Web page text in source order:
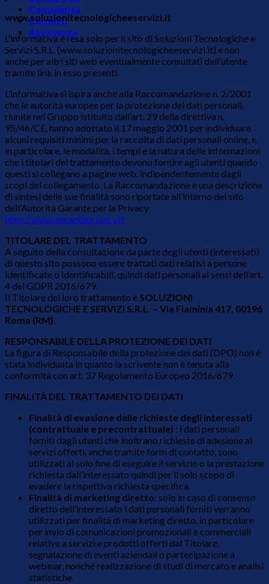
Consulenza
Contatti
Assistenza
www.soluzionitecnologicheeservizi.it
L’informativa è resa solo per il sito di Soluzioni Tecnologiche e
Servizi S.R.L. (www.soluzionitecnologicheeservizi.it) e non
anche per altri siti web eventualmente consultati dall’utente
tramite link in esso presenti.
L’informativa si ispira anche alla Raccomandazione n. 2/2001
che le autorità europee per la protezione dei dati personali,
riunite nel Gruppo istituito dall’art. 29 della direttiva n.
95/46/CE, hanno adottato il 17 maggio 2001 per individuare
alcuni requisiti minimi per la raccolta di dati personali online, e,
in particolare, le modalità, i tempi e la natura delle informazioni
che i titolari del trattamento devono fornire agli utenti quando
questi si collegano a pagine web, indipendentemente dagli
scopi del collegamento. La Raccomandazione e una descrizione
di sintesi delle sue finalità sono riportate all’interno del sito
dell’Autorità Garante per la Privacy
http://www.garanteprivacy.it
TITOLARE DEL TRATTAMENTO
A seguito della consultazione da parte degli utenti (interessati)
di questo sito possono essere trattati dati relativi a persone
identificate o identificabili, quindi dati personali ai sensi dell’art.
4 del GDPR 2016/679.
Il Titolare del loro trattamento è SOLUZIONI
TECNOLOGICHE E SERVIZI S.R.L. – Via Flaminia 417, 00196
Roma (RM).
RESPONSABILE DELLA PROTEZIONE DEI DATI
La figura di Responsabile della protezione dei dati (DPO) non è
stata individuata in quanto la scrivente non è tenuta alla
conformità con art. 37 Regolamento Europeo 2016/679.
FINALITÀ DEL TRATTAMENTO DEI DATI
Finalità di evasione delle richieste degli interessati
(contrattuale e precontrattuale) : i dati personali
forniti dagli utenti che inoltrano richieste di adesione ai
servizi offerti, anche tramite form di contatto, sono
utilizzati al solo fine di eseguire il servizio o la prestazione
richiesta dall’interessato quindi per il solo scopo di
evadere la rispettiva richiesta specifica.
Finalità di marketing diretto: solo in caso di consenso
diretto dell’interessato i dati personali forniti verranno
utilizzati per finalità di marketing diretto, in particolare
per invio di comunicazioni promozionali e commerciali
relative a servizi e prodotti offerti dal Titolare,
segnalazione di eventi aziendali o partecipazione a
webinar, nonché realizzazione di studi di mercato e analisi
statistiche.